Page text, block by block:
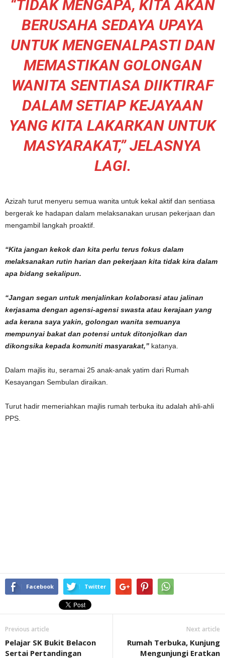
“TIDAK MENGAPA, KITA AKAN
BERUSAHA SEDAYA UPAYA
UNTUK MENGENALPASTI DAN
MEMASTIKAN GOLONGAN
WANITA SENTIASA DIIKTIRAF
DALAM SETIAP KEJAYAAN
YANG KITA LAKARKAN UNTUK
MASYARAKAT,” JELASNYA
LAGI.
Azizah turut menyeru semua wanita untuk kekal aktif dan sentiasa
bergerak ke hadapan dalam melaksanakan urusan pekerjaan dan
mengambil langkah proaktif.
“Kita jangan kekok dan kita perlu terus fokus dalam
melaksanakan rutin harian dan pekerjaan kita tidak kira dalam
apa bidang sekalipun.
“Jangan segan untuk menjalinkan kolaborasi atau jalinan
kerjasama dengan agensi-agensi swasta atau kerajaan yang
ada kerana saya yakin, golongan wanita semuanya
mempunyai bakat dan potensi untuk ditonjolkan dan
dikongsika kepada komuniti masyarakat,” katanya.
Dalam majlis itu, seramai 25 anak-anak yatim dari Rumah
Kesayangan Sembulan diraikan.
Turut hadir memeriahkan majlis rumah terbuka itu adalah ahli-ahli
PPS.
Facebook Twitter
Previous article
Pelajar SK Bukit Belacon
Sertai Pertandingan
Next article
Rumah Terbuka, Kunjung
Mengunjungi Eratkan